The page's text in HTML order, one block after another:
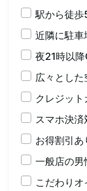
駅から徒歩
近隣に駐車
夜21時以
広々とした
クレジッ
スマホ決済
お得割引あ
一般店の男
こだわりオ